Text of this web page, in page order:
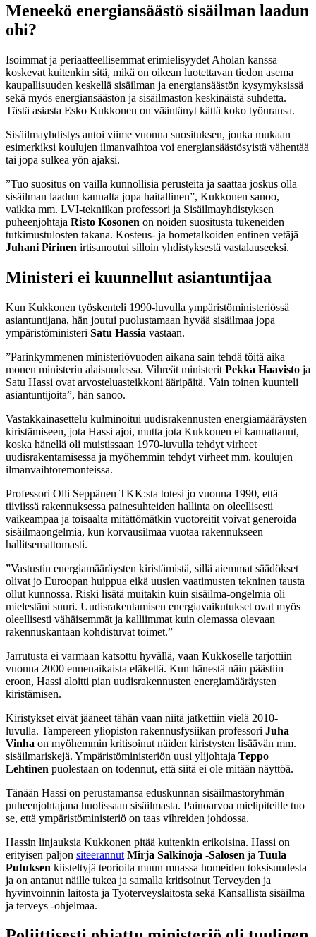
Meneekö energiansäästö sisäilman laadun
ohi?
Isoimmat ja periaatteellisemmat erimielisyydet Aholan kanssa
koskevat kuitenkin sitä, mikä on oikean luotettavan tiedon asema
kaupallisuuden keskellä sisäilman ja energiansäästön kysymyksissä
sekä myös energiansäästön ja sisäilmaston keskinäistä suhdetta.
Tästä asiasta Esko Kukkonen on vääntänyt kättä koko työuransa.
Sisäilmayhdistys antoi viime vuonna suosituksen, jonka mukaan
esimerkiksi koulujen ilmanvaihtoa voi energiansäästösyistä vähentää
tai jopa sulkea yön ajaksi.
”Tuo suositus on vailla kunnollisia perusteita ja saattaa joskus olla
sisäilman laadun kannalta jopa haitallinen”, Kukkonen sanoo,
vaikka mm. LVI-tekniikan professori ja Sisäilmayhdistyksen
puheenjohtaja Risto Kosonen on noiden suositusta tukeneiden
tutkimustulosten takana. Kosteus- ja hometalkoiden entinen vetäjä
Juhani Pirinen irtisanoutui silloin yhdistyksestä vastalauseeksi.
Ministeri ei kuunnellut asiantuntijaa
Kun Kukkonen työskenteli 1990-luvulla ympäristöministeriössä
asiantuntijana, hän joutui puolustamaan hyvää sisäilmaa jopa
ympäristöministeri Satu Hassia vastaan.
”Parinkymmenen ministeriövuoden aikana sain tehdä töitä aika
monen ministerin alaisuudessa. Vihreät ministerit Pekka Haavisto ja
Satu Hassi ovat arvosteluasteikkoni ääripäitä. Vain toinen kuunteli
asiantuntijoita”, hän sanoo.
Vastakkainasettelu kulminoitui uudisrakennusten energiamääräysten
kiristämiseen, jota Hassi ajoi, mutta jota Kukkonen ei kannattanut,
koska hänellä oli muistissaan 1970-luvulla tehdyt virheet
uudisrakentamisessa ja myöhemmin tehdyt virheet mm. koulujen
ilmanvaihtoremonteissa.
Professori Olli Seppänen TKK:sta totesi jo vuonna 1990, että
tiiviissä rakennuksessa painesuhteiden hallinta on oleellisesti
vaikeampaa ja toisaalta mitättömätkin vuotoreitit voivat generoida
sisäilmaongelmia, kun korvausilmaa vuotaa rakennukseen
hallitsemattomasti.
”Vastustin energiamääräysten kiristämistä, sillä aiemmat säädökset
olivat jo Euroopan huippua eikä uusien vaatimusten tekninen tausta
ollut kunnossa. Riski lisätä muitakin kuin sisäilma-ongelmia oli
mielestäni suuri. Uudisrakentamisen energiavaikutukset ovat myös
oleellisesti vähäisemmät ja kalliimmat kuin olemassa olevaan
rakennuskantaan kohdistuvat toimet.”
Jarrutusta ei varmaan katsottu hyvällä, vaan Kukkoselle tarjottiin
vuonna 2000 ennenaikaista eläkettä. Kun hänestä näin päästiin
eroon, Hassi aloitti pian uudisrakennusten energiamääräysten
kiristämisen.
Kiristykset eivät jääneet tähän vaan niitä jatkettiin vielä 2010-
luvulla. Tampereen yliopiston rakennusfysiikan professori Juha
Vinha on myöhemmin kritisoinut näiden kiristysten lisäävän mm.
sisäilmariskejä. Ympäristöministeriön uusi ylijohtaja Teppo
Lehtinen puolestaan on todennut, että siitä ei ole mitään näyttöä.
Tänään Hassi on perustamansa eduskunnan sisäilmastoryhmän
puheenjohtajana huolissaan sisäilmasta. Painoarvoa mielipiteille tuo
se, että ympäristöministeriö on taas vihreiden johdossa.
Hassin linjauksia Kukkonen pitää kuitenkin erikoisina. Hassi on
erityisen paljon siteerannut Mirja Salkinoja -Salosen ja Tuula
Putuksen kiisteltyjä teorioita muun muassa homeiden toksisuudesta
ja on antanut näille tukea ja samalla kritisoinut Terveyden ja
hyvinvoinnin laitosta ja Työterveyslaitosta sekä Kansallista sisäilma
ja terveys -ohjelmaa.